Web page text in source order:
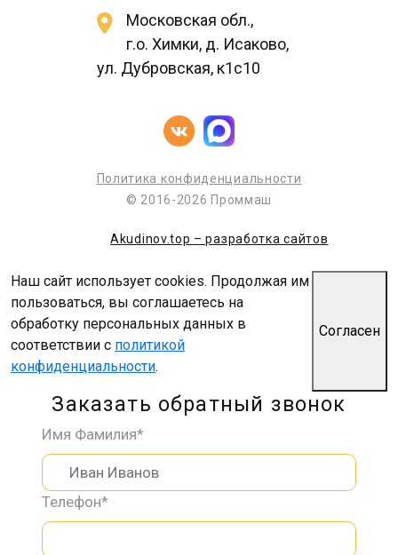
Московская обл.,
г.о. Химки, д. Исаково,
ул. Дубровская, к1с10
Политика конфиденциальности
© 2016-2026 Проммаш
Akudinov.top – разработка сайтов
Наш сайт использует cookies. Продолжая им
пользоваться, вы соглашаетесь на
обработку персональных данных в
соответствии с политикой
конфиденциальности.
Согласен
Заказать обратный звонок
Имя Фамилия*
Телефон*